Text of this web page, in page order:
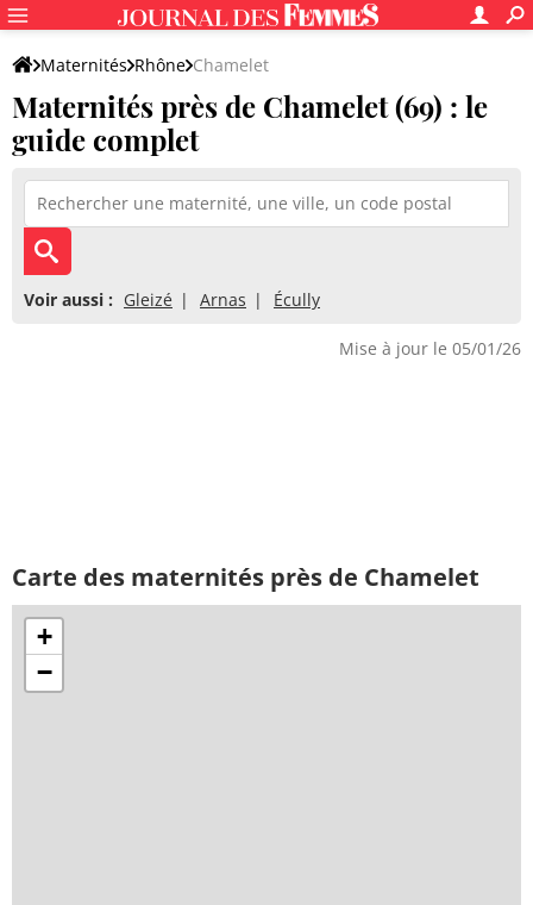
Maternités Rhône Chamelet
Maternités près de Chamelet (69) : le
guide complet
Voir aussi : Gleizé Arnas Écully
Mise à jour le 05/01/26
Carte des maternités près de Chamelet
+
−